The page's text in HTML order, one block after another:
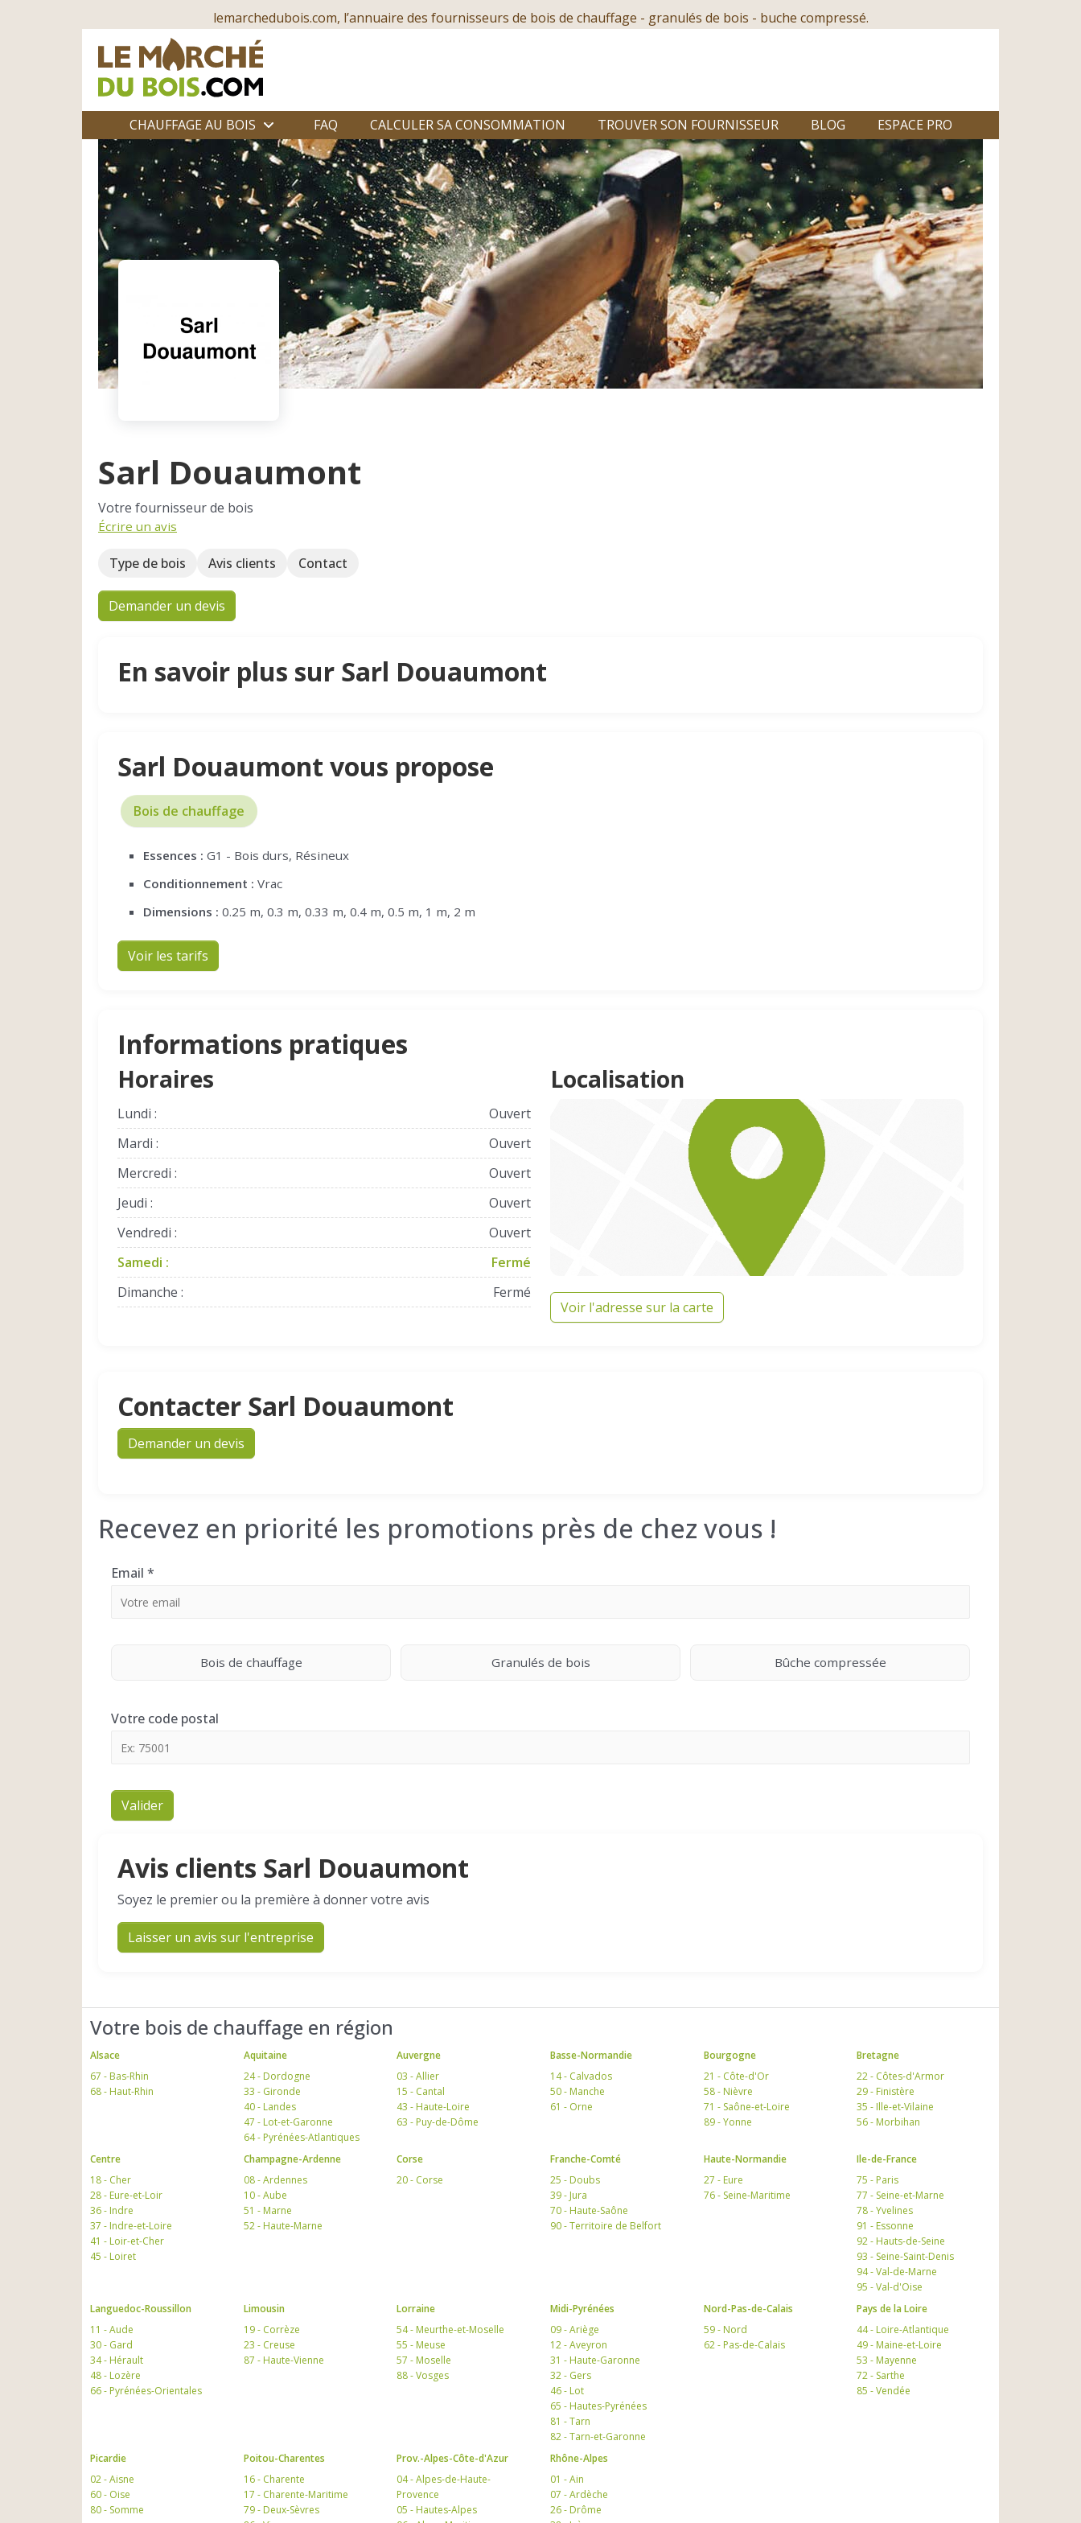
lemarchedubois.com, l’annuaire des fournisseurs de bois de chauffage - granulés de bois - buche compressé.
CHAUFFAGE AU BOIS FAQ CALCULER SA CONSOMMATION TROUVER SON FOURNISSEUR BLOG ESPACE PRO
Sarl Douaumont
Votre fournisseur de bois
Écrire un avis
Type de bois Avis clients Contact
Demander un devis
En savoir plus sur Sarl Douaumont
Sarl Douaumont vous propose
Bois de chauffage
Essences : G1 - Bois durs, Résineux
Conditionnement : Vrac
Dimensions : 0.25 m, 0.3 m, 0.33 m, 0.4 m, 0.5 m, 1 m, 2 m
Voir les tarifs
Informations pratiques
Horaires
Lundi :
Ouvert
Mardi :
Ouvert
Mercredi :
Ouvert
Jeudi :
Ouvert
Vendredi :
Ouvert
Samedi :
Fermé
Dimanche :
Fermé
Localisation
Voir l'adresse sur la carte
Contacter Sarl Douaumont
Demander un devis
Recevez en priorité les promotions près de chez vous !
Email *
Bois de chauffage Granulés de bois Bûche compressée
Votre code postal
Valider
Avis clients Sarl Douaumont
Soyez le premier ou la première à donner votre avis
Laisser un avis sur l'entreprise
Votre bois de chauffage en région
Alsace
67 - Bas-Rhin
68 - Haut-Rhin
Aquitaine
24 - Dordogne
33 - Gironde
40 - Landes
47 - Lot-et-Garonne
64 - Pyrénées-Atlantiques
Auvergne
03 - Allier
15 - Cantal
43 - Haute-Loire
63 - Puy-de-Dôme
Basse-Normandie
14 - Calvados
50 - Manche
61 - Orne
Bourgogne
21 - Côte-d'Or
58 - Nièvre
71 - Saône-et-Loire
89 - Yonne
Bretagne
22 - Côtes-d'Armor
29 - Finistère
35 - Ille-et-Vilaine
56 - Morbihan
Centre
18 - Cher
28 - Eure-et-Loir
36 - Indre
37 - Indre-et-Loire
41 - Loir-et-Cher
45 - Loiret
Champagne-Ardenne
08 - Ardennes
10 - Aube
51 - Marne
52 - Haute-Marne
Corse
20 - Corse
Franche-Comté
25 - Doubs
39 - Jura
70 - Haute-Saône
90 - Territoire de Belfort
Haute-Normandie
27 - Eure
76 - Seine-Maritime
Ile-de-France
75 - Paris
77 - Seine-et-Marne
78 - Yvelines
91 - Essonne
92 - Hauts-de-Seine
93 - Seine-Saint-Denis
94 - Val-de-Marne
95 - Val-d'Oise
Languedoc-Roussillon
11 - Aude
30 - Gard
34 - Hérault
48 - Lozère
66 - Pyrénées-Orientales
Limousin
19 - Corrèze
23 - Creuse
87 - Haute-Vienne
Lorraine
54 - Meurthe-et-Moselle
55 - Meuse
57 - Moselle
88 - Vosges
Midi-Pyrénées
09 - Ariège
12 - Aveyron
31 - Haute-Garonne
32 - Gers
46 - Lot
65 - Hautes-Pyrénées
81 - Tarn
82 - Tarn-et-Garonne
Nord-Pas-de-Calais
59 - Nord
62 - Pas-de-Calais
Pays de la Loire
44 - Loire-Atlantique
49 - Maine-et-Loire
53 - Mayenne
72 - Sarthe
85 - Vendée
Picardie
02 - Aisne
60 - Oise
80 - Somme
Poitou-Charentes
16 - Charente
17 - Charente-Maritime
79 - Deux-Sèvres
Prov.-Alpes-Côte-d'Azur
04 - Alpes-de-Haute-
Provence
05 - Hautes-Alpes
Rhône-Alpes
01 - Ain
07 - Ardèche
26 - Drôme